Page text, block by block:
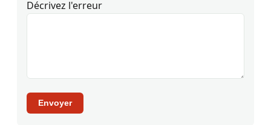
Décrivez l'erreur
Envoyer